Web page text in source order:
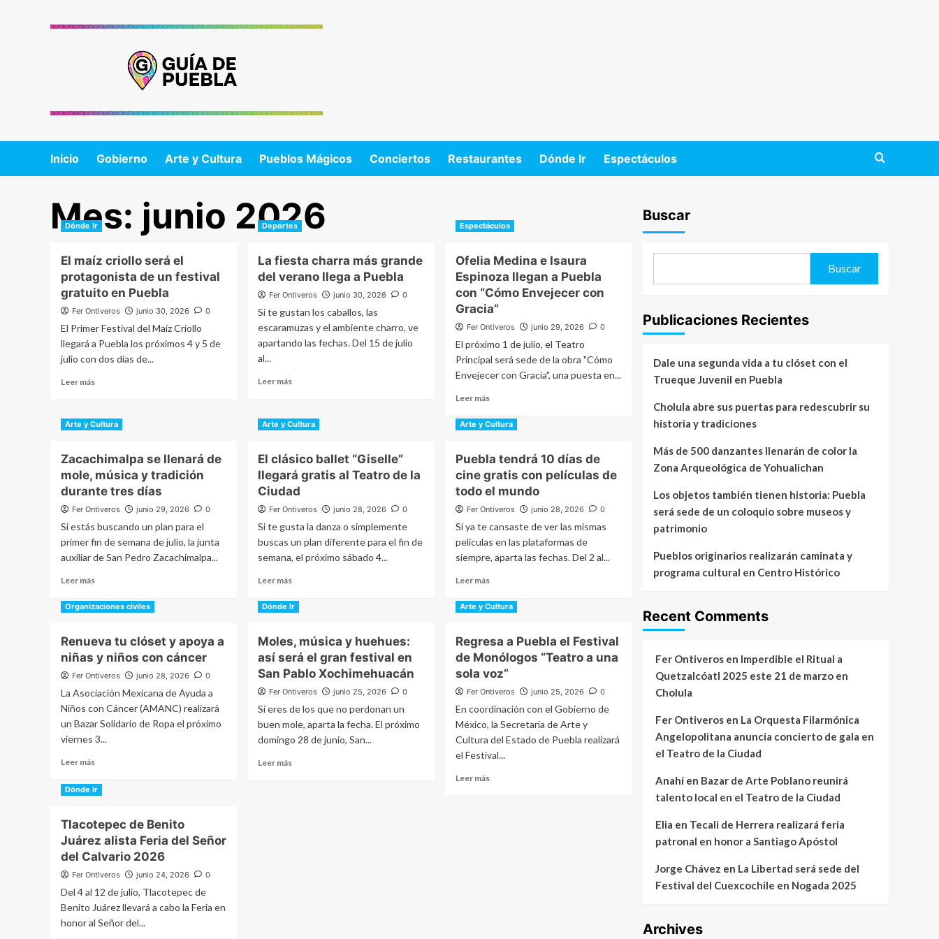
Inicio Gobierno Arte y Cultura Pueblos Mágicos Conciertos Restaurantes Dónde Ir Espectáculos
Mes: junio 2026
Dónde Ir
El maíz criollo será el
protagonista de un festival
gratuito en Puebla
Fer Ontiveros junio 30, 2026 0
El Primer Festival del Maíz Criollo
llegará a Puebla los próximos 4 y 5 de
julio con dos días de...
Leer más
El
maíz
será
el
protagonista
un
festival
gratuito
en
Deportes
La fiesta charra más grande
del verano llega a Puebla
Fer Ontiveros junio 30, 2026 0
Si te gustan los caballos, las
escaramuzas y el ambiente charro, ve
apartando las fechas. Del 15 de julio
al...
Leer más
La
fiesta
más
grande
del
verano
llega
a
Puebla
Espectáculos
Ofelia Medina e Isaura
Espinoza llegan a Puebla
con “Cómo Envejecer con
Gracia”
Fer Ontiveros junio 29, 2026 0
El próximo 1 de julio, el Teatro
Principal será sede de la obra "Cómo
Envejecer con Gracia", una puesta en...
Leer másRead
about
e
Isaura
Espinoza
a
Puebla
con
“Cómo
con
Arte y Cultura
Zacachimalpa se llenará de
mole, música y tradición
durante tres días
Fer Ontiveros junio 29, 2026 0
Si estás buscando un plan para el
primer fin de semana de julio, la junta
auxiliar de San Pedro Zacachimalpa...
Leer más
about
llenará
de
mole,
y
tradición
durante
tres
Arte y Cultura
El clásico ballet “Giselle”
llegará gratis al Teatro de la
Ciudad
Fer Ontiveros junio 28, 2026 0
Si te gusta la danza o simplemente
buscas un plan diferente para el fin de
semana, el próximo sábado 4...
Leer más
about
ballet
“Giselle”
llegará
al
Teatro
de
la
Arte y Cultura
Puebla tendrá 10 días de
cine gratis con películas de
todo el mundo
Fer Ontiveros junio 28, 2026 0
Si ya te cansaste de ver las mismas
películas en las plataformas de
siempre, aparta las fechas. Del 2 al...
Leer másRead
about
10
días
de
gratis
con
películas
de
todo
mundo
Organizaciones civiles
Renueva tu clóset y apoya a
niñas y niños con cáncer
Fer Ontiveros junio 28, 2026 0
La Asociación Mexicana de Ayuda a
Niños con Cáncer (AMANC) realizará
un Bazar Solidario de Ropa el próximo
viernes 3...
Leer más
about
clóset
y
apoya
niñas
y
niños
con
Dónde Ir
Moles, música y huehues:
así será el gran festival en
San Pablo Xochimehuacán
Fer Ontiveros junio 25, 2026 0
Si eres de los que no perdonan un
buen mole, aparta la fecha. El próximo
domingo 28 de junio, San...
Leer más
Arte y Cultura
Regresa a Puebla el Festival
de Monólogos “Teatro a una
sola voz”
Fer Ontiveros junio 25, 2026 0
En coordinación con el Gobierno de
México, la Secretaría de Arte y
Cultura del Estado de Puebla realizará
el Festival...
Leer másRead
Dónde Ir
Tlacotepec de Benito
Juárez alista Feria del Señor
del Calvario 2026
Fer Ontiveros junio 24, 2026 0
Del 4 al 12 de julio, Tlacotepec de
Benito Juárez llevará a cabo la Feria en
honor al Señor del...
Buscar
Buscar
Publicaciones Recientes
Dale una segunda vida a tu clóset con el
Trueque Juvenil en Puebla
Cholula abre sus puertas para redescubrir su
historia y tradiciones
Más de 500 danzantes llenarán de color la
Zona Arqueológica de Yohualichan
Los objetos también tienen historia: Puebla
será sede de un coloquio sobre museos y
patrimonio
Pueblos originarios realizarán caminata y
programa cultural en Centro Histórico
Recent Comments
Fer Ontiverosen Imperdible el Ritual a
Quetzalcóatl 2025 este 21 de marzo en
Cholula
Fer Ontiverosen La Orquesta Filarmónica
Angelopolitana anuncia concierto de gala en
el Teatro de la Ciudad
Anahíen Bazar de Arte Poblano reunirá
talento local en el Teatro de la Ciudad
Elia en Tecali de Herrera realizará feria
patronal en honor a Santiago Apóstol
Jorge Chávez en La Libertad será sede del
Festival del Cuexcochile en Nogada 2025
Archives